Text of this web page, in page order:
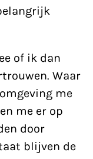
of ik dan
Waar
me
me er op
door
blijven de